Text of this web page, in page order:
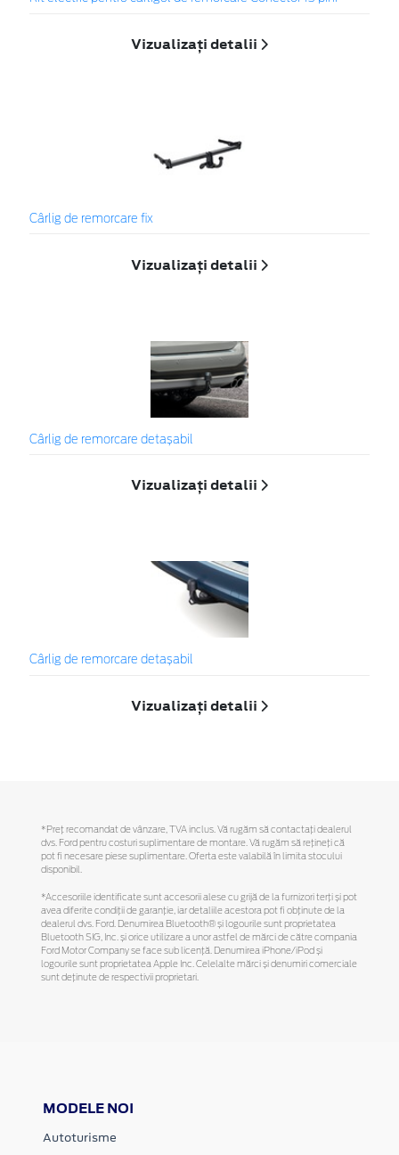
Vizualizați detalii
Cârlig de remorcare fix
Vizualizați detalii
Cârlig de remorcare detașabil
Vizualizați detalii
Cârlig de remorcare detașabil
Vizualizați detalii
*Preţ recomandat de vânzare, TVA inclus. Vă rugăm să contactaţi dealerul
dvs. Ford pentru costuri suplimentare de montare. Vă rugăm să reţineţi că
pot fi necesare piese suplimentare. Oferta este valabilă în limita stocului
disponibil.
*Accesoriile identificate sunt accesorii alese cu grijă de la furnizori terți și pot
avea diferite condiții de garanție, iar detaliile acestora pot fi obținute de la
dealerul dvs. Ford. Denumirea Bluetooth® și logourile sunt proprietatea
Bluetooth SIG, Inc. și orice utilizare a unor astfel de mărci de către compania
Ford Motor Company se face sub licență. Denumirea iPhone/iPod și
logourile sunt proprietatea Apple Inc. Celelalte mărci și denumiri comerciale
sunt deținute de respectivii proprietari.
MODELE NOI
Autoturisme